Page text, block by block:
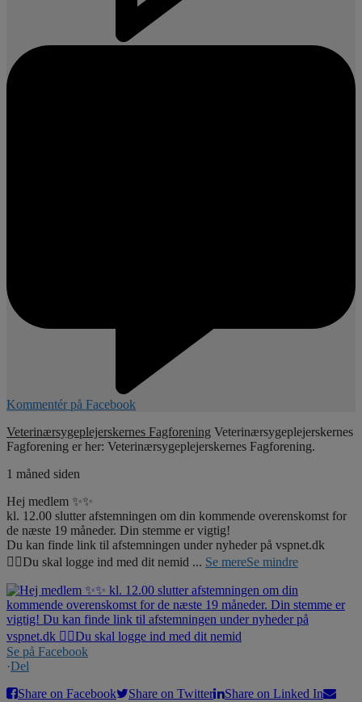
Kommentér på Facebook
Veterinærsygeplejerskernes Fagforening Veterinærsygeplejerskernes
Fagforening er her: Veterinærsygeplejerskernes Fagforening.
1 måned siden
Hej medlem ✨✨
kl. 12.00 slutter afstemningen om din kommende overenskomst for
de næste 19 måneder. Din stemme er vigtig!
Du kan finde link til afstemningen under nyheder på vspnet.dk
☝🏼Du skal logge ind med dit nemid ... Se mereSe mindre
Se på Facebook
·Del
Share on Facebook
Share on Twitter
Share on Linked In